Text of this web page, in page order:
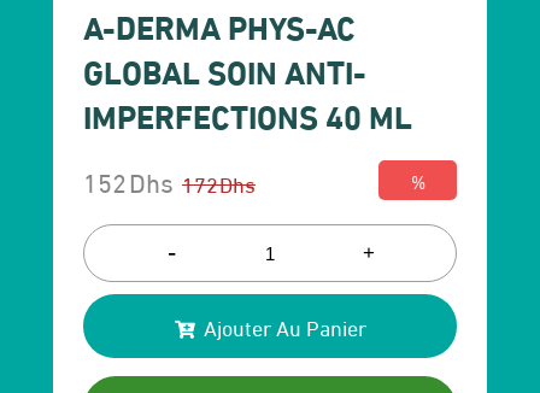
A-DERMA PHYS-AC
GLOBAL SOIN ANTI-
IMPERFECTIONS 40 ML
172Dhs
Le
prix
initial
était :
172 Dhs.
152Dhs
Le
prix
actuel
est :
152 Dhs.
%
- +
Ajouter Au Panier